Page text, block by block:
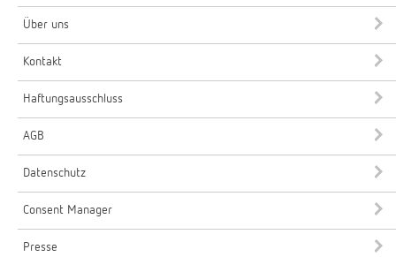
Über uns
Kontakt
Haftungsausschluss
AGB
Datenschutz
Consent Manager
Presse